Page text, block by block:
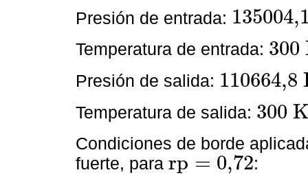
Presión de entrada:
135004,1 Pa (
Temperatura de entrada: 300
300 K (
Presión de salida: 110664,8
110664,8 Pa 16,05 p si
Temperatura de salida: 300
300 K (540 R
Condiciones de borde
fuerte, para rp = 0,72
rp =0,72
: